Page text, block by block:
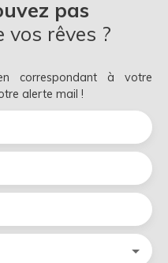
pas
vos rêves ?
correspondant à votre
alerte mail !